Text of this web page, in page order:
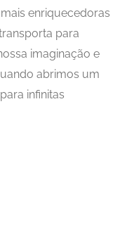
enriquecedoras
para
imaginação e
abrimos um
infinitas